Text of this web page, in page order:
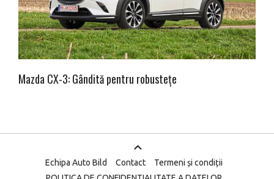
Mazda CX-3: Gândită pentru robustețe
Echipa Auto Bild Contact
Termeni și condiții